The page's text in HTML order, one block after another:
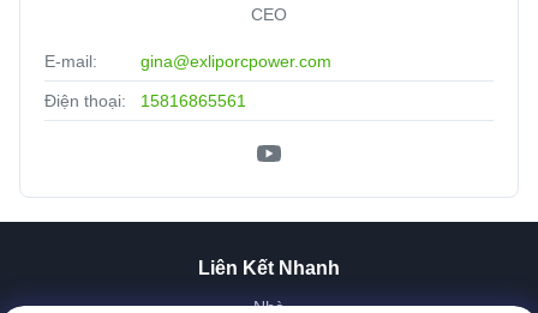
CEO
E-mail: gina@exliporcpower.com
Điện thoại: 15816865561
Liên Kết Nhanh
Nhà